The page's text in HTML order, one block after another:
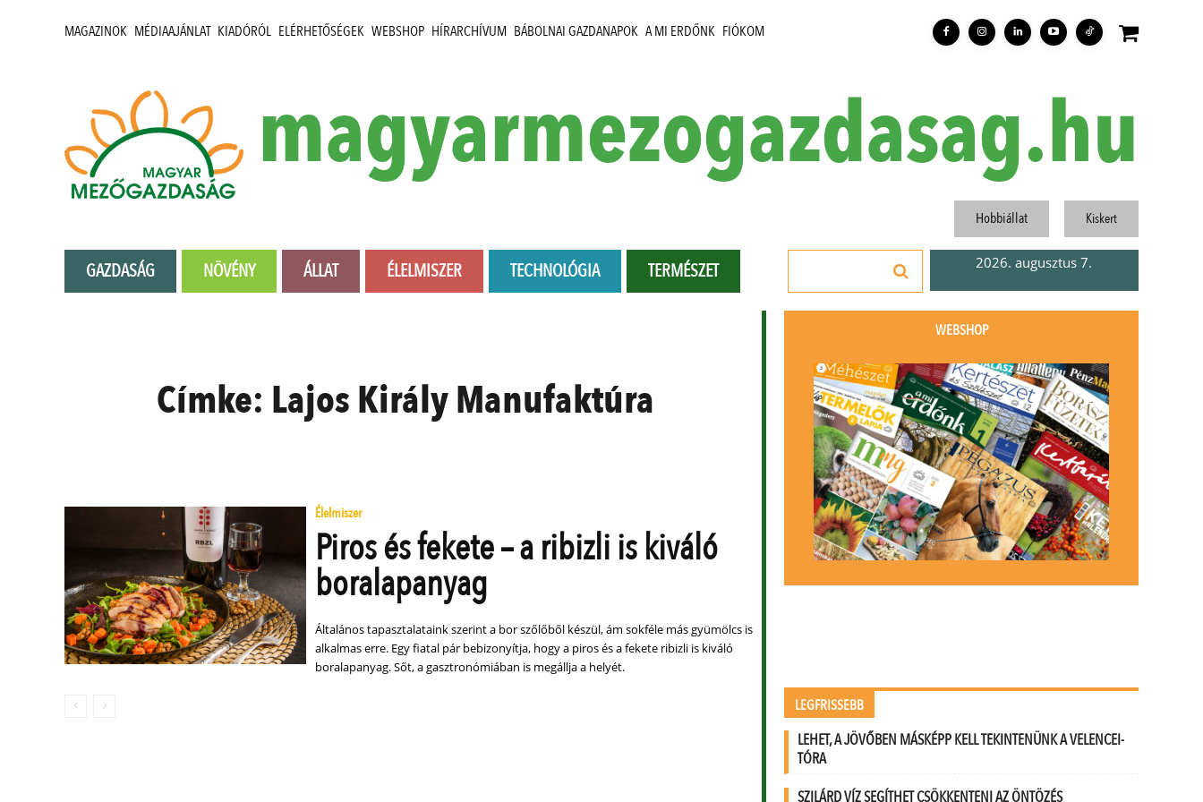
MAGAZINOK MÉDIAAJÁNLAT KIADÓRÓL ELÉRHETŐSÉGEK WEBSHOP HÍRARCHÍVUM BÁBOLNAI GAZDANAPOK A MI ERDŐNK FIÓKOM
magyarmezogazdasag.hu
GAZDASÁG NÖVÉNY ÁLLAT ÉLELMISZER TECHNOLÓGIA TERMÉSZET
Hobbiállat Kiskert
2026. augusztus 7.
Címke: Lajos Király Manufaktúra
Élelmiszer
Piros és fekete – a ribizli is kiváló
boralapanyag
Általános tapasztalataink szerint a bor szőlőből készül, ám sokféle más gyümölcs is
alkalmas erre. Egy fiatal pár bebizonyítja, hogy a piros és a fekete ribizli is kiváló
boralapanyag. Sőt, a gasztronómiában is megállja a helyét.
WEBSHOP
LEGFRISSEBB
LEHET, A JÖVŐBEN MÁSKÉPP KELL TEKINTENÜNK A VELENCEI-
TÓRA
SZILÁRD VÍZ SEGÍTHET CSÖKKENTENI AZ ÖNTÖZÉS